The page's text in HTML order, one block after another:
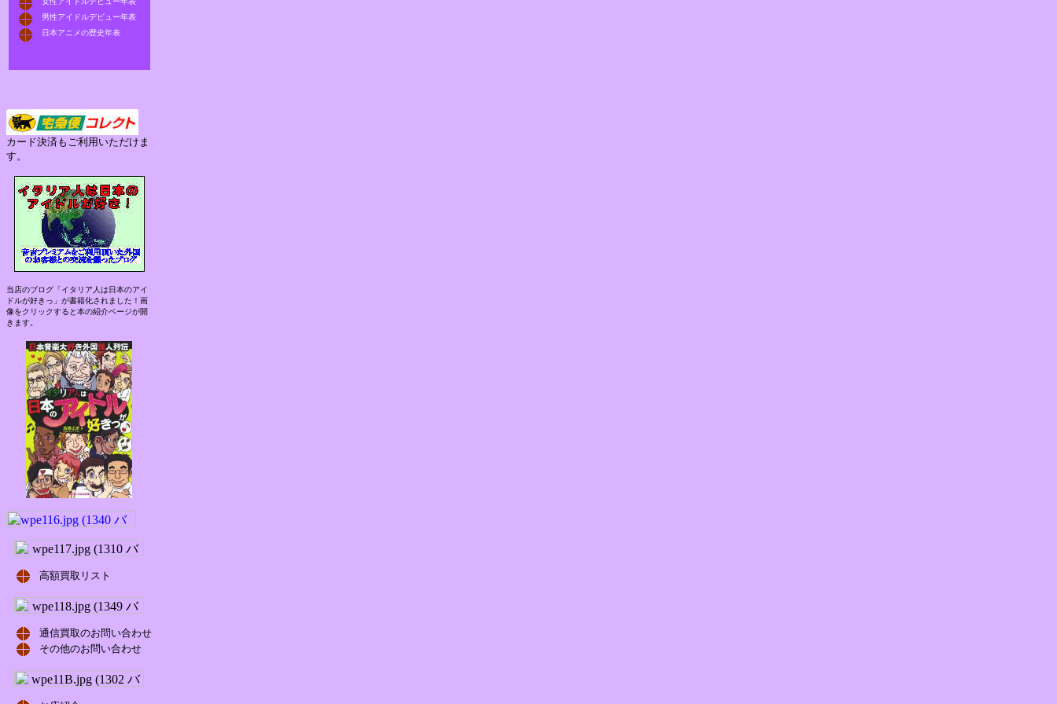
男性アイドルデビュー年表
日本アニメの歴史年表
カード決済もご利用いただけま
す。
当店のブログ「イタリア人は日本のアイ
ドルが好きっ」が書籍化されました！画
像をクリックすると本の紹介ページが開
きます。
高額買取リスト
通信買取のお問い合わせ
その他のお問い合わせ